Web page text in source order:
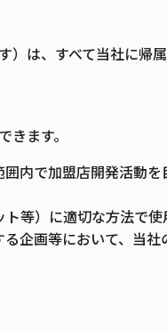
は、すべて当社に帰属
ます。
内で加盟店開発活動を
等）に適切な方法で
企画等において、当